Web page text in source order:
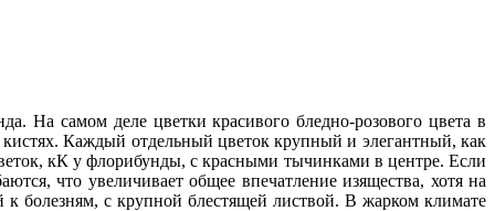
На самом деле цветки красивого бледно-розового цвета в
Каждый отдельный цветок крупный и элегантный, как
кК у флорибунды, с красными тычинками в центре. Если
что увеличивает общее впечатление изящества, хотя на
болезням, с крупной блестящей листвой. В жарком климате